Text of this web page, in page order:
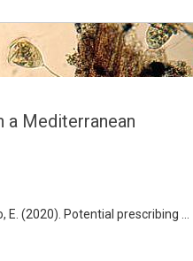
Mediterranean
E. (2020). Potential prescribing …